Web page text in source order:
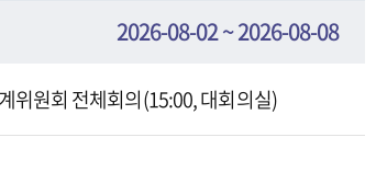
2026-08-02 ~ 2026-08-08
위원회 전체회의(15:00, 대회의실)